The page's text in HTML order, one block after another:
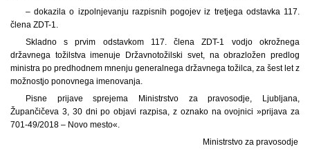
– dokazila o izpolnjevanju razpisnih pogojev iz tretjega odstavka 117.
člena ZDT-1.
Skladno s prvim odstavkom 117. člena ZDT-1 vodjo okrožnega
državnega tožilstva imenuje Državnotožilski svet, na obrazložen predlog
ministra po predhodnem mnenju generalnega državnega tožilca, za šest let z
možnostjo ponovnega imenovanja.
Pisne prijave sprejema Ministrstvo za pravosodje, Ljubljana,
Župančičeva 3, 30 dni po objavi razpisa, z oznako na ovojnici »prijava za
701-49/2018 – Novo mesto«.
Ministrstvo za pravosodje